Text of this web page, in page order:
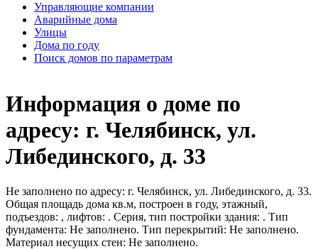
Главное меню
Управляющие компании
Аварийные дома
Улицы
Дома по году
Поиск домов по параметрам
Информация о доме по
адресу: г. Челябинск, ул.
Либединского, д. 33
Не заполнено по адресу: г. Челябинск, ул. Либединского, д. 33.
Общая площадь дома кв.м, построен в году, этажный,
подъездов: , лифтов: . Серия, тип постройки здания: . Тип
фундамента: Не заполнено. Тип перекрытий: Не заполнено.
Материал несущих стен: Не заполнено.